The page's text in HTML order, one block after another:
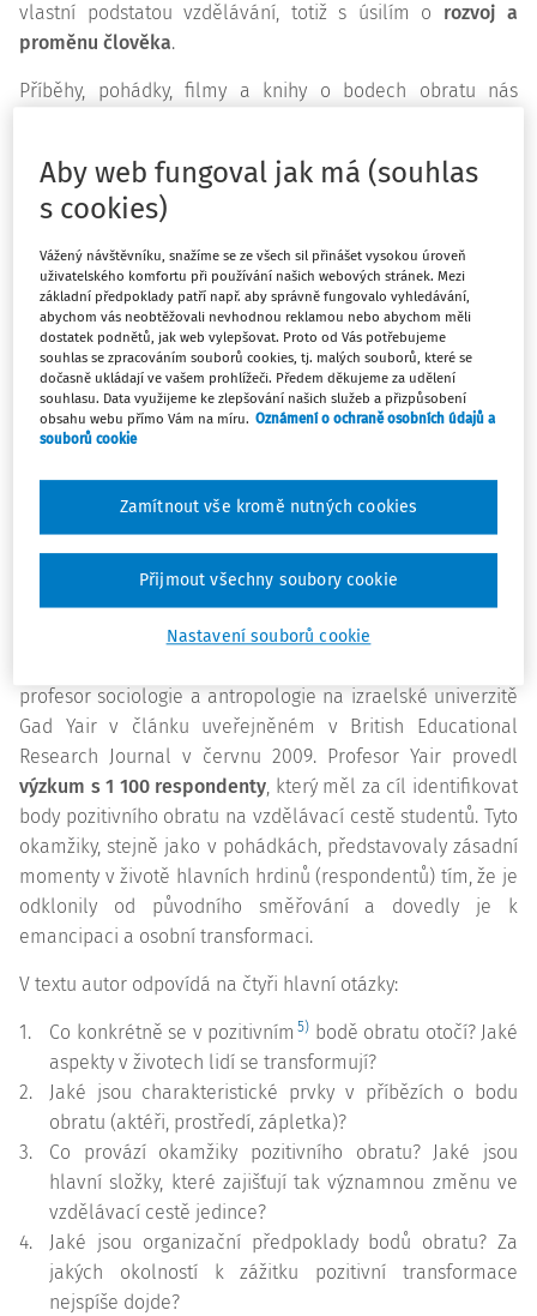
vlastní podstatou vzdělávání, totiž s úsilím o rozvoj a
proměnu člověka.
Příběhy, pohádky, filmy a knihy o bodech obratu nás
pevně dané; z těchto okamžiků čerpáme důležité morální
ponaučenío schopnosti člověka
chvílích obratu jsme očitými svědky vzácné schopnosti
učitelů předat žákům vládu vzdorovat daným podmínkám;
tato schopnost ztělesňuje naši víru v čarovnou moc
vzdělávánítransformovat životy lidí. Příběhy bodů obratu
nám ukazují, že pedagogové mohou studentům změnit
celý jejich život.
Výzkumná studie
Tyto body obratu, jakkoli mohou připomínat zázraky z
Přesto je toho stále příliš málo, co víme o vzdělávacích
bodech obratu v životě obyčejných lidí. A současně nám
chybí koncepční prostředky pro zachycení a pochopení
profesor sociologie a antropologie na izraelské univerzitě
Gad Yair v článku uveřejněném v British Educational
Research Journal v červnu 2009. Profesor Yair provedl
výzkum s 1 100 respondenty, který měl za cíl identifikovat
body pozitivního obratu na vzdělávací cestě studentů. Tyto
okamžiky, stejně jako v pohádkách, představovaly zásadní
momenty v životě hlavních hrdinů (respondentů) tím, že je
odklonily od původního směřování a dovedly je k
emancipaci a osobní transformaci.
V textu autor odpovídá na čtyři hlavní otázky:
1. Co konkrétně se v pozitivním 5) bodě obratu otočí? Jaké
aspekty v životech lidí se transformují?
2.
Jaké jsou charakteristické prvky v příbězích o bodu
obratu (aktéři, prostředí, zápletka)?
3.
Co provází okamžiky pozitivního obratu? Jaké jsou
hlavní složky, které zajišťují tak významnou změnu ve
vzdělávací cestě jedince?
4.
Jaké jsou organizační předpoklady bodů obratu? Za
jakých okolností k zážitku pozitivní transformace
nejspíše dojde?
Aby web fungoval jak má (souhlas
s cookies)
Vážený návštěvníku, snažíme se ze všech sil přinášet vysokou úroveň
uživatelského komfortu při používání našich webových stránek. Mezi
základní předpoklady patří např. aby správně fungovalo vyhledávání,
abychom vás neobtěžovali nevhodnou reklamou nebo abychom měli
dostatek podnětů, jak web vylepšovat. Proto od Vás potřebujeme
souhlas se zpracováním souborů cookies, tj. malých souborů, které se
dočasně ukládají ve vašem prohlížeči. Předem děkujeme za udělení
souhlasu. Data využijeme ke zlepšování našich služeb a přizpůsobení
obsahu webu přímo Vám na míru. Oznámení o ochraně osobních údajů a
souborů cookie
Nastavení souborů cookie
Zamítnout vše kromě nutných cookies
Přijmout všechny soubory cookie